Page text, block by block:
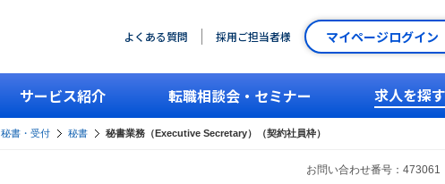
よくある質問 採用ご担当者様 マイページログイン
サービス紹介 転職相談会・セミナー 求人を探す
秘書・受付 秘書 秘書業務（Executive Secretary）（契約社員枠）
お問い合わせ番号：